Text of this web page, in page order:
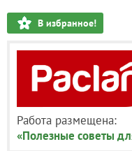
В избранное!
Работа размещена:
«Полезные советы